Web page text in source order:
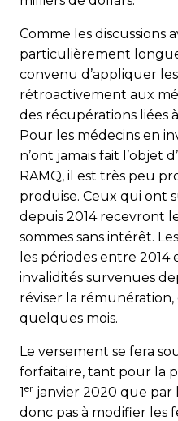
Comme les discussions
particulièrement
convenu d’appliquer
rétroactivement aux
des récupérations liées
Pour les médecins en
n’ont jamais fait l’objet
RAMQ, il est très peu
produise. Ceux qui ont
depuis 2014 recevront
sommes sans intérêt.
les périodes entre 2014
invalidités survenues
réviser la
quelques mois.
Le versement se fera
forfaitaire, tant pour la
1er janvier 2020 que par
donc pas à modifier les